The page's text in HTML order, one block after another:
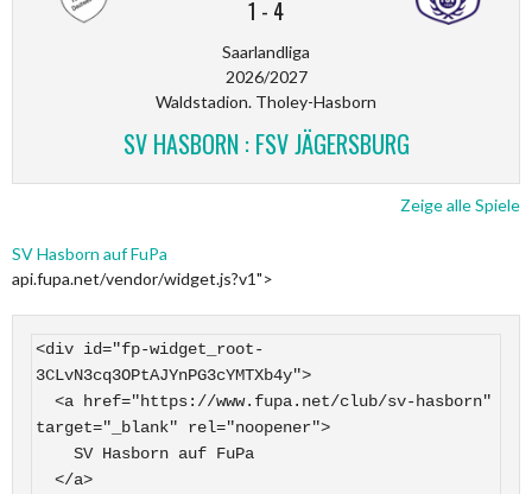
1 - 4
Saarlandliga
2026/2027
Waldstadion. Tholey-Hasborn
SV HASBORN : FSV JÄGERSBURG
Zeige alle Spiele
SV Hasborn auf FuPa
api.fupa.net/vendor/widget.js?v1">
<div id="fp-widget_root-
3CLvN3cq3OPtAJYnPG3cYMTXb4y">
target="_blank" rel="noopener">